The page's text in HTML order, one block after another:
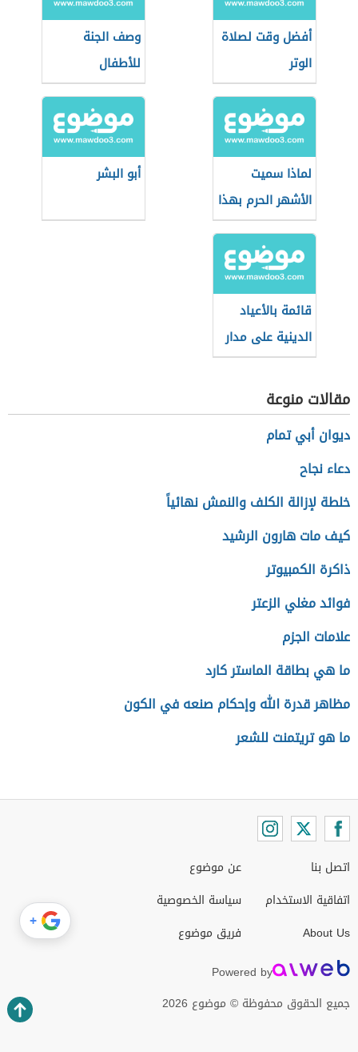
أفضل وقت لصلاة
الوتر
وصف الجنة
للأطفال
لماذا سميت
الأشهر الحرم بهذا
الاسم
أبو البشر
قائمة بالأعياد
الدينية على مدار
العام
مقالات منوعة
ديوان أبي تمام
دعاء نجاح
خلطة لإزالة الكلف والنمش نهائياً
كيف مات هارون الرشيد
ذاكرة الكمبيوتر
فوائد مغلي الزعتر
علامات الجزم
ما هي بطاقة الماستر كارد
مظاهر قدرة الله وإحكام صنعه في الكون
ما هو تريتمنت للشعر
اتصل بنا
اتفاقية الاستخدام
About Us
عن موضوع
سياسة الخصوصية
فريق موضوع
Powered by
جميع الحقوق محفوظة © موضوع 2026
+